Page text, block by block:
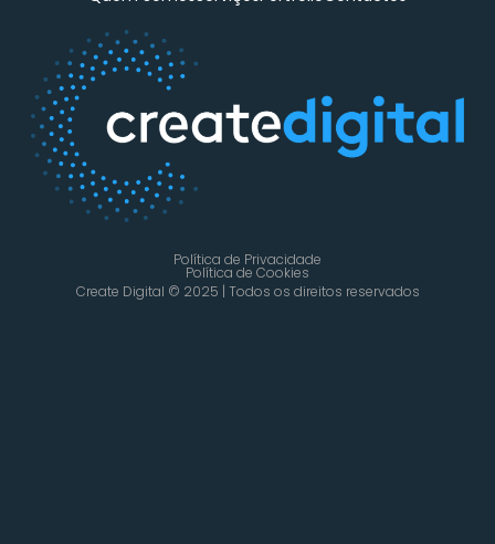
Política de Privacidade
Política de Cookies
Create Digital © 2025 | Todos os direitos reservados